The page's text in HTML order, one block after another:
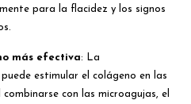
para la flacidez y los signos
más efectiva: La
estimular el colágeno en las
con las microagujas, el